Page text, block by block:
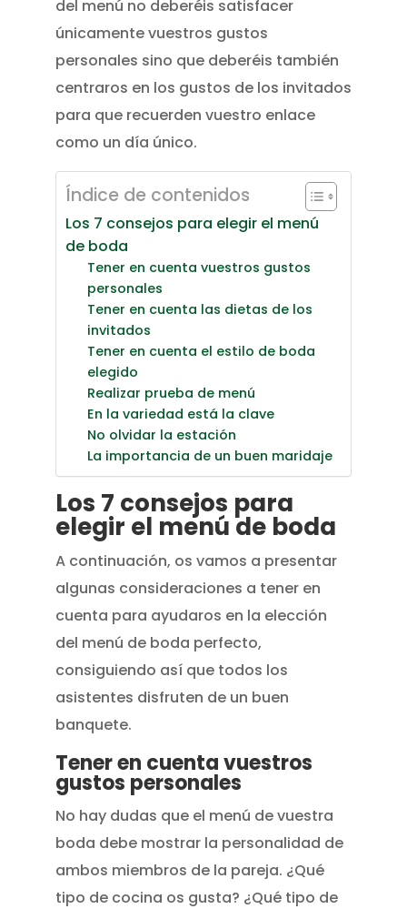
del menú no deberéis satisfacer
únicamente vuestros gustos
personales sino que deberéis también
centraros en los gustos de los invitados
para que recuerden vuestro enlace
como un día único.
Índice de contenidos
Los 7 consejos para elegir el menú
de boda
Tener en cuenta vuestros gustos
personales
Tener en cuenta las dietas de los
invitados
Tener en cuenta el estilo de boda
elegido
Realizar prueba de menú
En la variedad está la clave
No olvidar la estación
La importancia de un buen maridaje
Los 7 consejos para
elegir el menú de boda
A continuación, os vamos a presentar
algunas consideraciones a tener en
cuenta para ayudaros en la elección
del menú de boda perfecto,
consiguiendo así que todos los
asistentes disfruten de un buen
banquete.
Tener en cuenta vuestros
gustos personales
No hay dudas que el menú de vuestra
boda debe mostrar la personalidad de
ambos miembros de la pareja. ¿Qué
tipo de cocina os gusta? ¿Qué tipo de